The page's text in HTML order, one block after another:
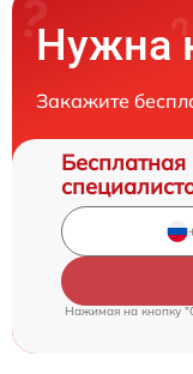
Нужна
Закажите
Бесплатная
Нажимая на кнопку